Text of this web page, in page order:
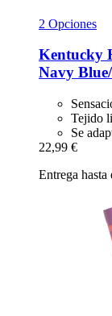
2 Opciones
Kentucky
Navy
Tejido
Se
22,99 €
Entrega hasta